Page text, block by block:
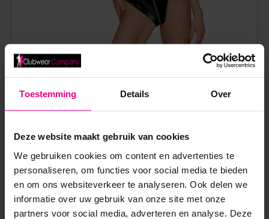
Toestemming Details Over
Deze website maakt gebruik van cookies
We gebruiken cookies om content en advertenties te
personaliseren, om functies voor social media te bieden
en om ons websiteverkeer te analyseren. Ook delen we
informatie over uw gebruik van onze site met onze
partners voor social media, adverteren en analyse. Deze
LAK BODY F191 MET 3-WEG RITS – NOIR HANDMADE
Op voorraad